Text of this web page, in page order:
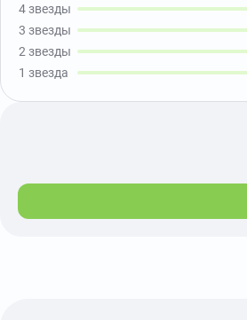
4 звезды
3 звезды
2 звезды
1 звезда